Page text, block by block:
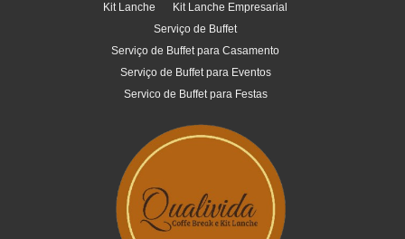
Kit Lanche
Kit Lanche Empresarial
Serviço de Buffet
Serviço de Buffet para Casamento
Serviço de Buffet para Eventos
Servico de Buffet para Festas